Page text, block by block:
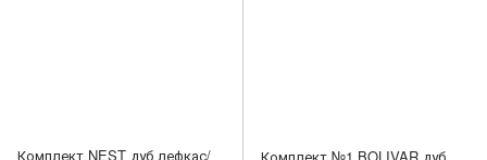
Комплект NEST дуб лефкас/